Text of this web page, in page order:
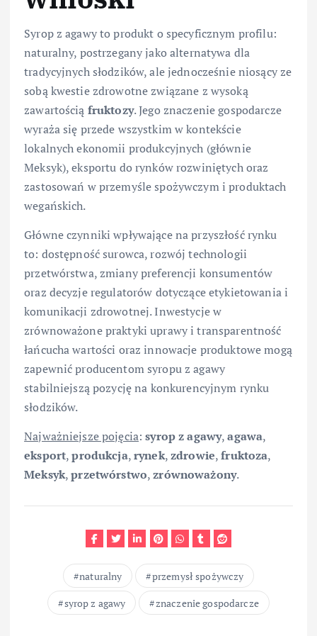
Syrop z agawy to produkt o specyficznym profilu:
naturalny, postrzegany jako alternatywa dla
tradycyjnych słodzików, ale jednocześnie niosący ze
sobą kwestie zdrowotne związane z wysoką
zawartością fruktozy. Jego znaczenie gospodarcze
wyraża się przede wszystkim w kontekście
lokalnych ekonomii produkcyjnych (głównie
Meksyk), eksportu do rynków rozwiniętych oraz
zastosowań w przemyśle spożywczym i produktach
wegańskich.
Główne czynniki wpływające na przyszłość rynku
to: dostępność surowca, rozwój technologii
przetwórstwa, zmiany preferencji konsumentów
oraz decyzje regulatorów dotyczące etykietowania i
komunikacji zdrowotnej. Inwestycje w
zrównoważone praktyki uprawy i transparentność
łańcucha wartości oraz innowacje produktowe mogą
zapewnić producentom syropu z agawy
stabilniejszą pozycję na konkurencyjnym rynku
słodzików.
Najważniejsze pojęcia:syrop z agawy,agawa,
eksport,produkcja,rynek,zdrowie,fruktoza,
Meksyk,przetwórstwo,zrównoważony.
naturalny
przemysł spożywczy
syrop z agawy
znaczenie gospodarcze